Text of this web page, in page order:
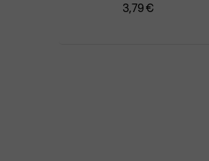
3,79 €